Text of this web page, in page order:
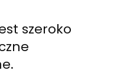
szeroko